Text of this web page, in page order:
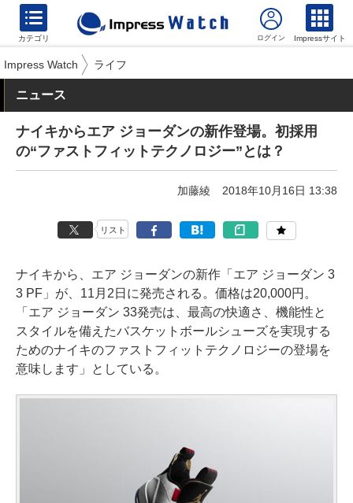
カテゴリ Impressサイト
Impress Watch ライフ
ニュース
ナイキからエア ジョーダンの新作登場。初採用
の“ファストフィットテクノロジー”とは？
加藤綾 2018年10月16日 13:38
リスト
ナイキから、エア ジョーダンの新作「エア ジョーダン 3
3 PF」が、11月2日に発売される。価格は20,000円。
「エア ジョーダン 33発売は、最高の快適さ、機能性と
スタイルを備えたバスケットボールシューズを実現する
ためのナイキのファストフィットテクノロジーの登場を
意味します」としている。